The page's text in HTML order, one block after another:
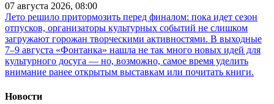
07 августа 2026, 08:00
Лето решило притормозить перед финалом: пока идет сезон
отпусков, организаторы культурных событий не слишком
загружают горожан творческими активностями. В выходные
7–9 августа «Фонтанка» нашла не так много новых идей для
культурного досуга — но, возможно, самое время уделить
внимание ранее открытым выставкам или почитать книги.
Новости